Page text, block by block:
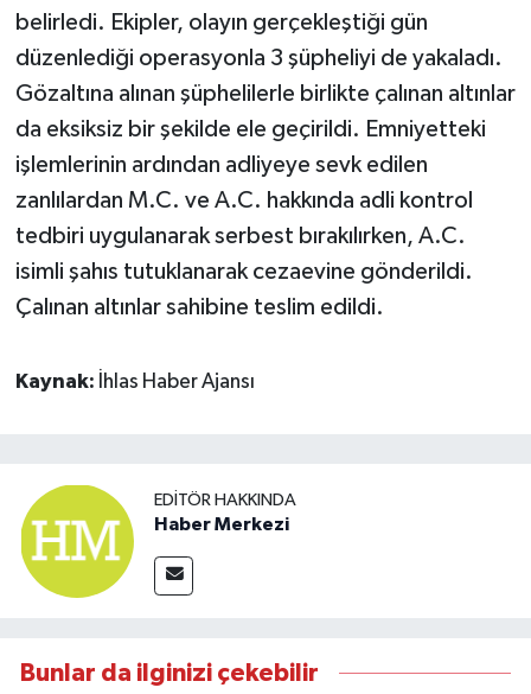
belirledi. Ekipler, olayın gerçekleştiği gün
düzenlediği operasyonla 3 şüpheliyi de yakaladı.
Gözaltına alınan şüphelilerle birlikte çalınan altınlar
da eksiksiz bir şekilde ele geçirildi. Emniyetteki
işlemlerinin ardından adliyeye sevk edilen
zanlılardan M.C. ve A.C. hakkında adli kontrol
tedbiri uygulanarak serbest bırakılırken, A.C.
isimli şahıs tutuklanarak cezaevine gönderildi.
Çalınan altınlar sahibine teslim edildi.
Kaynak: İhlas Haber Ajansı
EDITÖR HAKKINDA
Haber Merkezi
Bunlar da ilginizi çekebilir